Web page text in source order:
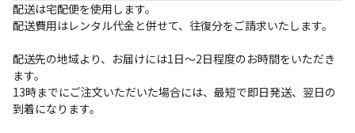
配送は宅配便を使用します。
配送費用はレンタル代金と併せて、往復分をご請求いたします。
配送先の地域より、お届けには1日～2日程度のお時間をいただき
ます。
13時までにご注文いただいた場合には、最短で即日発送、翌日の
到着になります。